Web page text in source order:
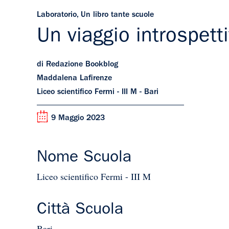
Laboratorio, Un libro tante scuole
Un viaggio
di Redazione Bookblog
Maddalena Lafirenze
Liceo scientifico Fermi - III M - Bari
9 Maggio 2023
Nome Scuola
Liceo scientifico Fermi - III M
Città Scuola